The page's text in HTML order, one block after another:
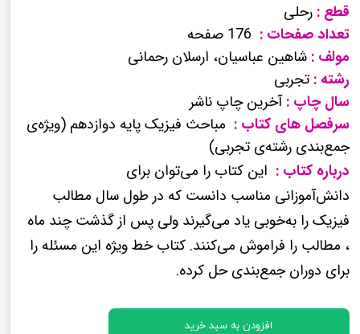
قطع : رحلی
تعداد صفحات : 176 صفحه
مولف : شاهین عباسیان، ارسلان رحمانی
رشته : تجربی
سال چاپ :آخرین چاپ ناشر
سرفصل های کتاب : مباحث فیزیک پایه دوازدهم (ویژه‌ی
جمع‌بندی رشته‌ی تجربی)
درباره کتاب : این کتاب را می‌توان برای
دانش‌آموزانی مناسب دانست که در طول سال مطالب
فیزیک را به‌خوبی یاد می‌گیرند ولی پس از گذشت چند ماه
، مطالب را فراموش می‌کنند. کتاب خط ویژه این مسئله را
برای دوران جمع‌بندی حل کرده.
افزودن به سبد خرید